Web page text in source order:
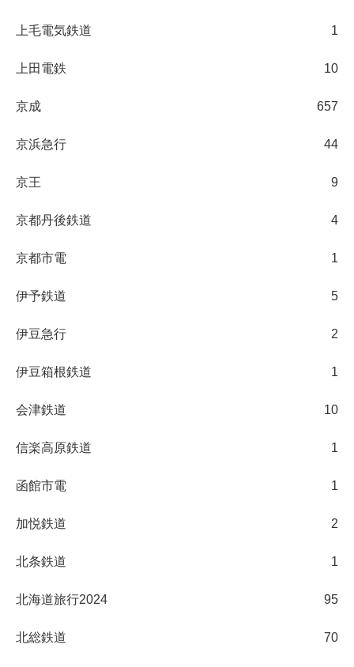
上毛電気鉄道 1
上田電鉄 10
京成 657
京浜急行 44
京王 9
京都丹後鉄道 4
京都市電 1
伊予鉄道 5
伊豆急行 2
伊豆箱根鉄道 1
会津鉄道 10
信楽高原鉄道 1
函館市電 1
加悦鉄道 2
北条鉄道 1
北海道旅行2024 95
北総鉄道 70